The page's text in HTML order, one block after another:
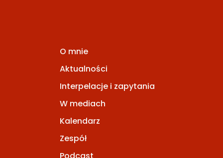
O mnie
Aktualności
Interpelacje i zapytania
W mediach
Kalendarz
Zespół